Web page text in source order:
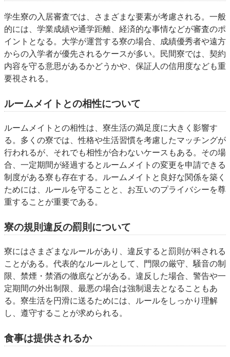
学生寮の入居審査では、さまざまな要素が考慮される。一般
的には、学業成績や通学距離、経済的な事情などが審査のポ
イントとなる。大学が運営する寮の場合、成績優秀者や遠方
からの入学者が優先されるケースが多い。民間寮では、契約
内容を守る意思があるかどうかや、保証人の信用度なども重
要視される。
ルームメイトとの相性について
ルームメイトとの相性は、寮生活の満足度に大きく影響す
る。多くの寮では、性格や生活習慣を考慮したマッチングが
行われるが、それでも相性が合わないケースもある。その場
合、一定期間が経過するとルームメイトの変更を申請できる
制度がある寮も存在する。ルームメイトと良好な関係を築く
ためには、ルールを守ることと、お互いのプライバシーを尊
重することが重要である。
寮の規則違反の罰則について
寮にはさまざまなルールがあり、違反すると罰則が科される
ことがある。代表的なルールとして、門限の厳守、騒音の制
限、禁煙・禁酒の徹底などがある。違反した場合、警告や一
定期間の外出制限、最悪の場合は強制退去となることもあ
る。寮生活を円滑に送るためには、ルールをしっかり理解
し、遵守することが求められる。
食事は提供されるか